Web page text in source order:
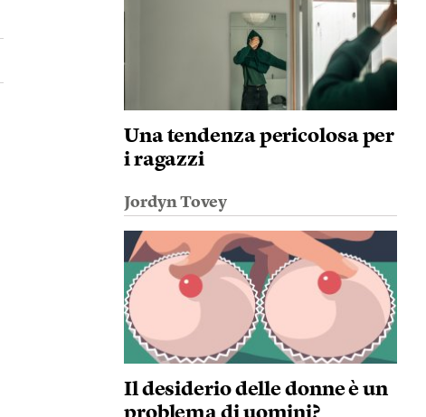
Una tendenza pericolosa per
i ragazzi
Jordyn Tovey
Il desiderio delle donne è un